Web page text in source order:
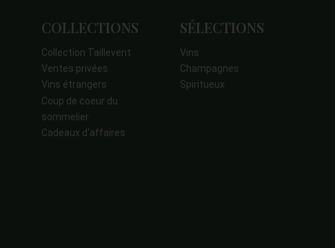
COLLECTIONS
Collection Taillevent
Ventes privées
Vins étrangers
Coup de coeur du
sommelier
Cadeaux d'affaires
SÉLECTIONS
Vins
Champagnes
Spiritueux